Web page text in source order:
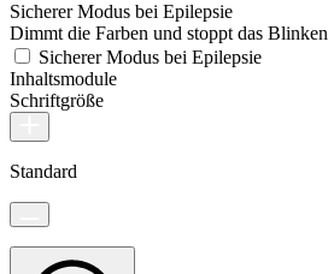
Sicherer Modus bei Epilepsie
Dimmt die Farben und stoppt das Blinken
Sicherer Modus bei Epilepsie
Inhaltsmodule
Schriftgröße
Standard